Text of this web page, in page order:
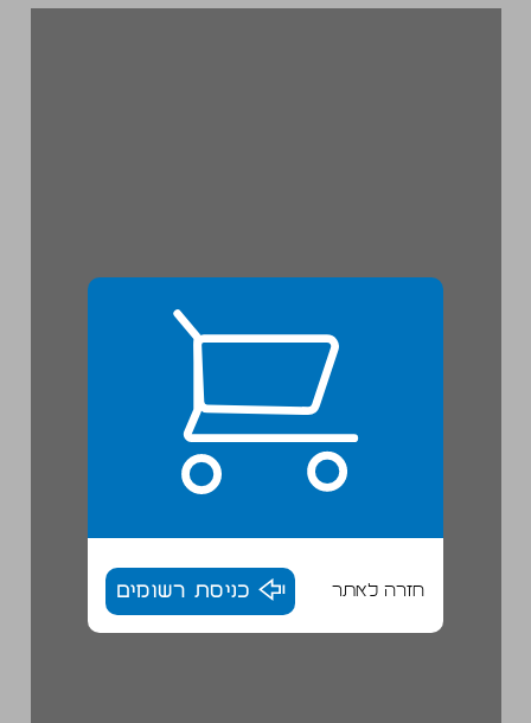
חזרה לאתר כניסת רשומים